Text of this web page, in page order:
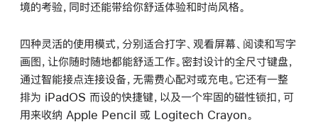
境的考验，同时还能带给你舒适体验和时尚风格。
四种灵活的使用模式，分别适合打字、观看屏幕、阅读和写字
画图，让你随时随地都能舒适工作。密封设计的全尺寸键盘，
通过智能接点连接设备，无需费心配对或充电。它还有一整
排为 iPadOS 而设的快捷键，以及一个牢固的磁性锁扣，可
用来收纳 Apple Pencil 或 Logitech Crayon。